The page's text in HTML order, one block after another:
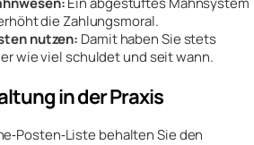
die Zahlungsmoral.
nutzen: Damit haben Sie stets
wie viel schuldet und seit wann.
in der Praxis
behalten Sie den